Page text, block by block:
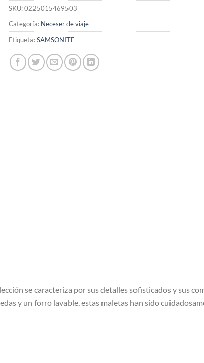
SKU:0225015469503
Categoría: Neceser de viaje
Etiqueta:SAMSONITE
se caracteriza por sus detalles sofisticados y sus
y un forro lavable, estas maletas han sido